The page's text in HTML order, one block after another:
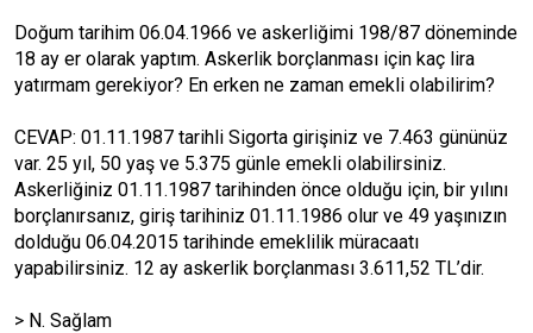
Doğum tarihim 06.04.1966 ve askerliğimi 198/87 döneminde
18 ay er olarak yaptım. Askerlik borçlanması için kaç lira
yatırmam gerekiyor? En erken ne zaman emekli olabilirim?
CEVAP: 01.11.1987 tarihli Sigorta girişiniz ve 7.463 gününüz
var. 25 yıl, 50 yaş ve 5.375 günle emekli olabilirsiniz.
Askerliğiniz 01.11.1987 tarihinden önce olduğu için, bir yılını
borçlanırsanız, giriş tarihiniz 01.11.1986 olur ve 49 yaşınızın
dolduğu 06.04.2015 tarihinde emeklilik müracaatı
yapabilirsiniz. 12 ay askerlik borçlanması 3.611,52 TL’dir.
> N. Sağlam